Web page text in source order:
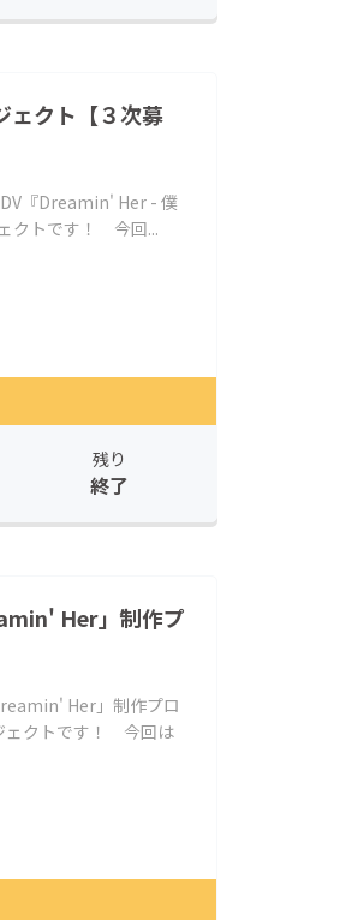
ェクト【３次募
『Dreamin' Her - 僕
クトです！ 今回...
残り
終了
Her」制作プ
Her」制作プロ
ェクトです！ 今回は